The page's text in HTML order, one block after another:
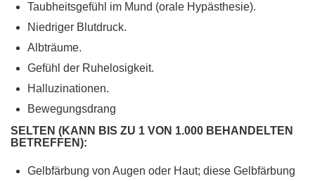
Taubheitsgefühl im Mund (orale Hypästhesie).
Niedriger Blutdruck.
Albträume.
Gefühl der Ruhelosigkeit.
Halluzinationen.
Bewegungsdrang
SELTEN (KANN BIS ZU 1 VON 1.000 BEHANDELTEN
BETREFFEN):
Gelbfärbung von Augen oder Haut; diese Gelbfärbung